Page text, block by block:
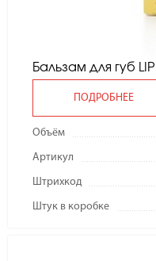
Бальзам для губ
ПОДРОБНЕЕ
Объём
Артикул
Штрихкод
Штук в коробке